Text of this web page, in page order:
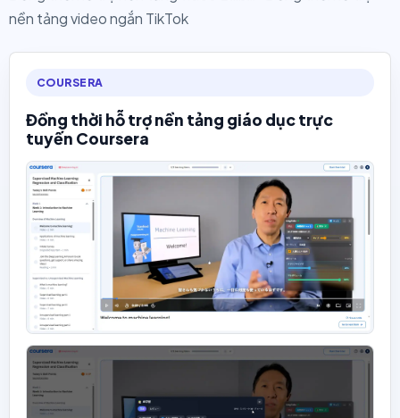
nền tảng video ngắn TikTok
COURSERA
Đồng thời hỗ trợ nền tảng giáo dục trực
tuyến Coursera